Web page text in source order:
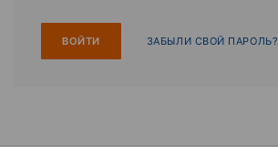
ЗАБЫЛИ СВОЙ ПАРОЛЬ?